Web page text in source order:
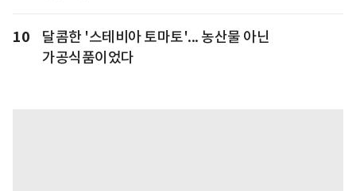
10
달콤한 '스테비아 토마토'... 농산물 아닌
가공식품이었다